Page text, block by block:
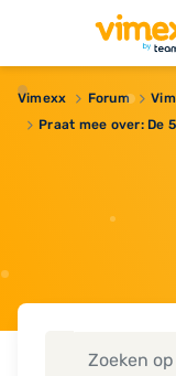
Vimexx Forum
Praat mee over: De